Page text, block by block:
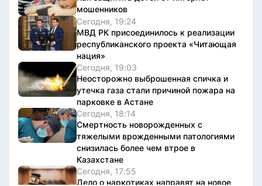
мошенников
Сегодня, 19:24
МВД РК присоединилось к реализации
республиканского проекта «Читающая
нация»
Сегодня, 19:03
Неосторожно выброшенная спичка и
утечка газа стали причиной пожара на
парковке в Астане
Сегодня, 18:14
Смертность новорожденных с
тяжелыми врожденными патологиями
снизилась более чем втрое в
Казахстане
Сегодня, 17:55
Дело о наркотиках направят на новое